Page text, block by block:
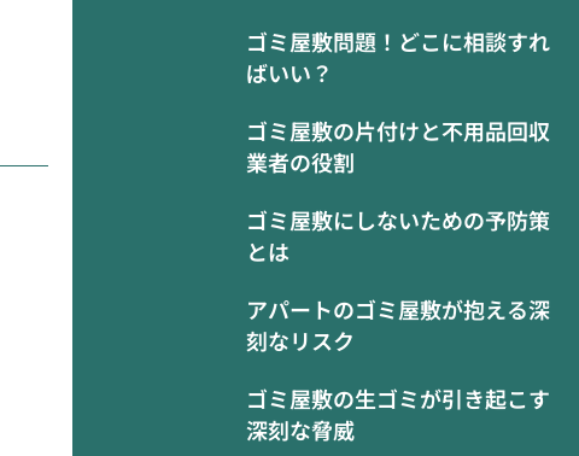
ゴミ屋敷問題！どこに相談すれ
ばいい？
ゴミ屋敷の片付けと不用品回収
業者の役割
ゴミ屋敷にしないための予防策
とは
アパートのゴミ屋敷が抱える深
刻なリスク
ゴミ屋敷の生ゴミが引き起こす
深刻な脅威